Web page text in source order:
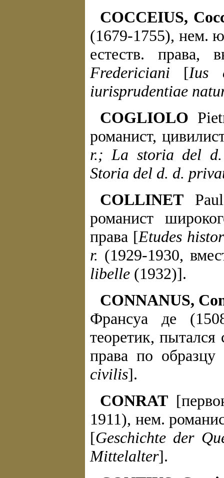
COCCEIUS,
(1679-1755), нем.
естеств. права,
Fredericiani [Ius
iurisprudentiae
COGLIOLO
романист,
r.; La storia del d.
Storia del d. d.
COLLINET
романист
права [Etudes
r. (1929-1930,
libelle (1932)].
CONNANUS,
Франсуа де
теоретик, пытался
права по
civilis].
CONRAT
1911), нем.
[Geschichte der
Mittelalter].